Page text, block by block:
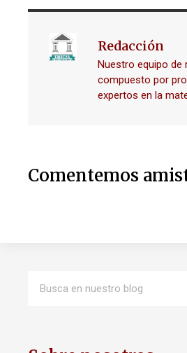
Redacción
Nuestro equipo de
compuesto por
expertos en la
Comentemos